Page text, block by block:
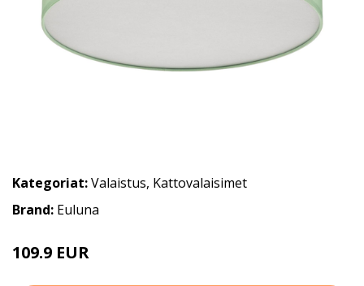
Kategoriat:Valaistus, Kattovalaisimet
Brand: Euluna
109.9 EUR